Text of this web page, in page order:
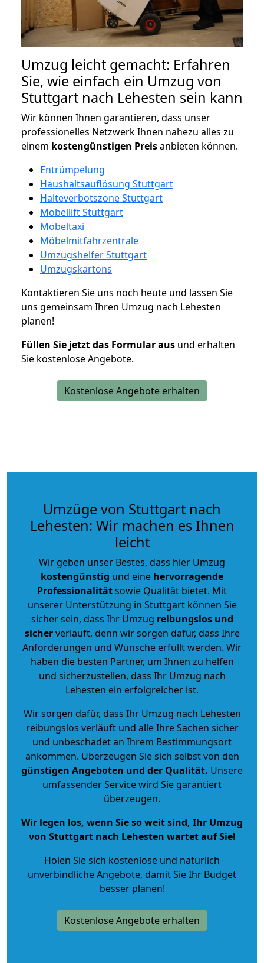
Umzug leicht gemacht: Erfahren
Sie, wie einfach ein Umzug von
Stuttgart nach Lehesten sein kann
Wir können Ihnen garantieren, dass unser
professionelles Netzwerk Ihnen nahezu alles zu
einem kostengünstigen Preisanbieten können.
Entrümpelung
Haushaltsauflösung Stuttgart
Halteverbotszone Stuttgart
Möbellift Stuttgart
Möbeltaxi
Möbelmitfahrzentrale
Umzugshelfer Stuttgart
Umzugskartons
Kontaktieren Sie uns noch heute und lassen Sie
uns gemeinsam Ihren Umzug nach Lehesten
planen!
Füllen Sie jetzt das Formular aus und erhalten
Sie kostenlose Angebote.
Kostenlose Angebote erhalten
Umzüge von Stuttgart nach
Lehesten: Wir machen es Ihnen
leicht
Wir geben unser Bestes, dass hier Umzug
kostengünstig und eine hervorragende
Professionalitätsowie Qualität bietet. Mit
unserer Unterstützung in Stuttgart können Sie
sicher sein, dass Ihr Umzug reibungslos und
sicherverläuft, denn wir sorgen dafür, dass Ihre
Anforderungen und Wünsche erfüllt werden. Wir
haben die besten Partner, um Ihnen zu helfen
und sicherzustellen, dass Ihr Umzug nach
Lehesten ein erfolgreicher ist.
Wir sorgen dafür, dass Ihr Umzug nach Lehesten
reibungslos verläuft und alle Ihre Sachen sicher
und unbeschadet an Ihrem Bestimmungsort
ankommen. Überzeugen Sie sich selbst von den
günstigen Angeboten und der Qualität. Unsere
umfassender Service wird Sie garantiert
überzeugen.
Wir legen los, wenn Sie so weit sind, Ihr Umzug
von Stuttgart nach Lehesten wartet auf Sie!
Holen Sie sich kostenlose und natürlich
unverbindliche Angebote, damit Sie Ihr Budget
besser planen!
Kostenlose Angebote erhalten